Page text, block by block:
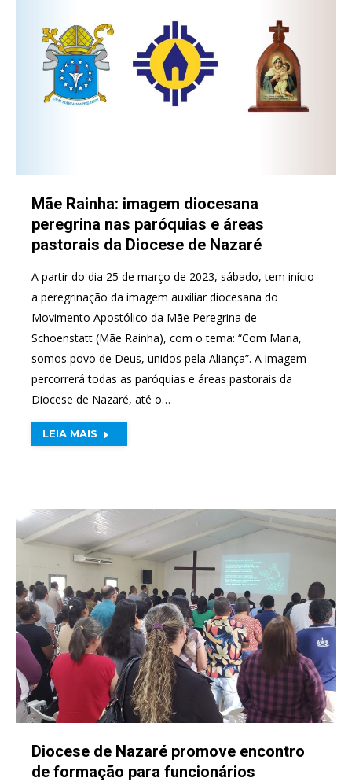
Mãe Rainha: imagem diocesana
peregrina nas paróquias e áreas
pastorais da Diocese de Nazaré
A partir do dia 25 de março de 2023, sábado, tem início
a peregrinação da imagem auxiliar diocesana do
Movimento Apostólico da Mãe Peregrina de
Schoenstatt (Mãe Rainha), com o tema: “Com Maria,
somos povo de Deus, unidos pela Aliança”. A imagem
percorrerá todas as paróquias e áreas pastorais da
Diocese de Nazaré, até o…
LEIA MAIS
Diocese de Nazaré promove encontro
de formação para funcionários